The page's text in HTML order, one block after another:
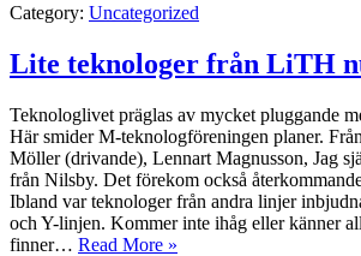
Category: Uncategorized
Lite teknologer från LiTH
Teknologlivet präglas av mycket pluggande
Här smider M-teknologföreningen planer.
Möller (drivande), Lennart Magnusson, Jag
från Nilsby. Det förekom också
Ibland var teknologer från andra linjer
och Y-linjen. Kommer inte ihåg eller känner
finner… Read More »